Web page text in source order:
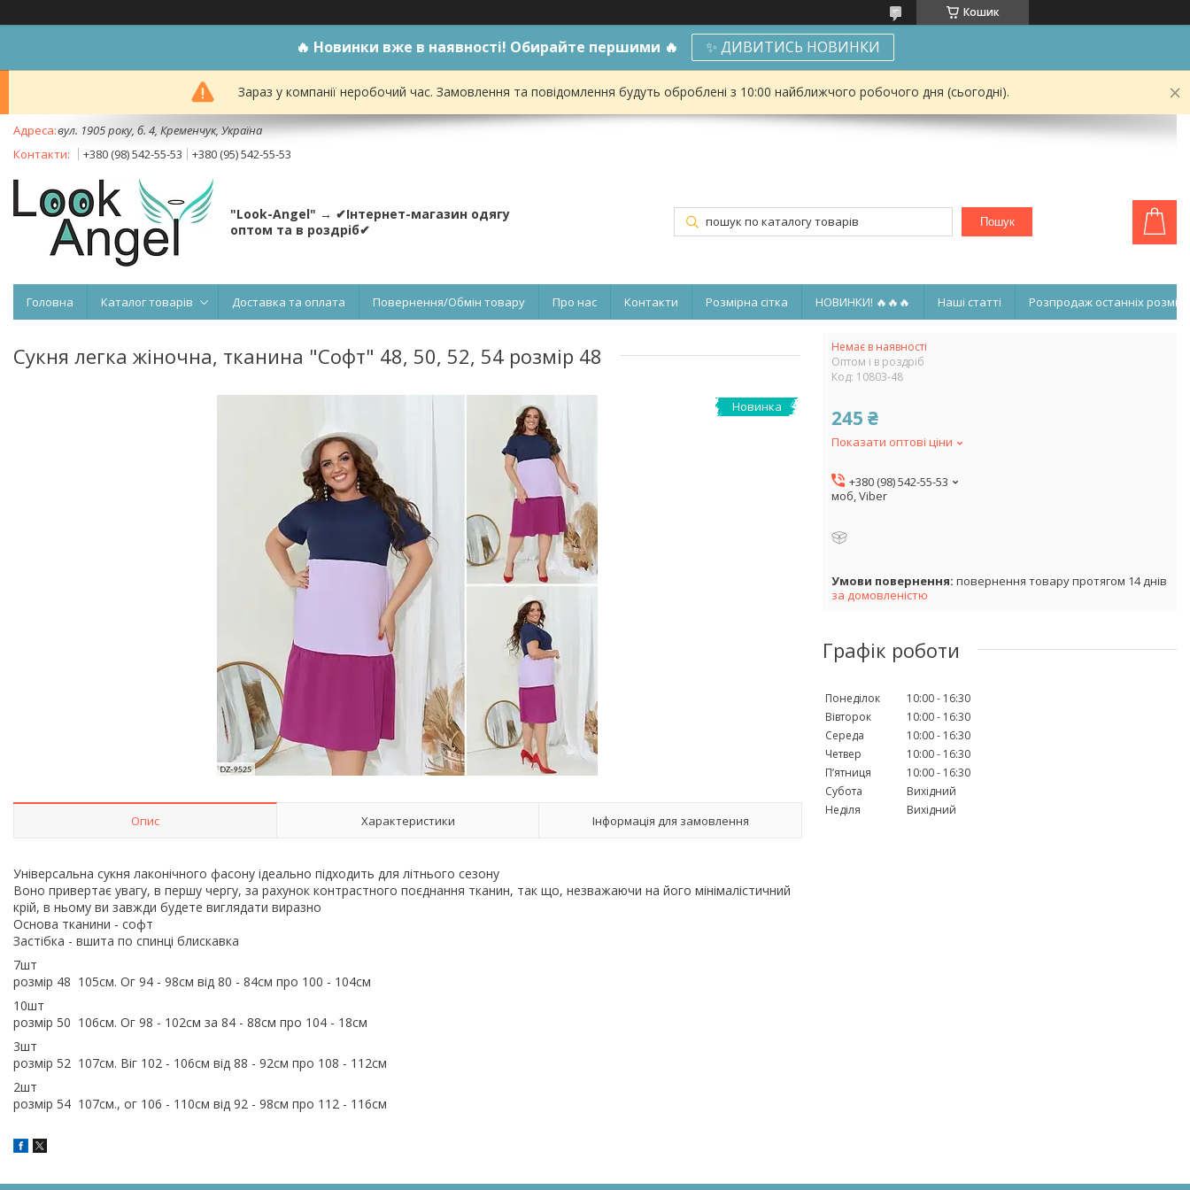
Кошик
🔥 Новинки вже в наявності! Обирайте першими 🔥 ✨ ДИВИТИСЬ НОВИНКИ
Зараз у компанії неробочий час. Замовлення та повідомлення будуть оброблені з 10:00 найближчого робочого дня (сьогодні).
вул. 1905 року, б. 4, Кременчук, Україна
+380 (98) 542-55-53
+380 (95) 542-55-53
"Look-Angel" → ✔Інтернет-магазин одягу
оптом та в роздріб✔
Пошук
Головна Каталог товарів Доставка та оплата Повернення/Обмін товару Про нас Контакти Розмірна сітка НОВИНКИ! 🔥🔥🔥 Наші статті Розпродаж останніх
Сукня легка жіночна, тканина "Софт" 48, 50, 52, 54 розмір 48
Новинка
Опис Характеристики Інформація для замовлення
Універсальна сукня лаконічного фасону ідеально підходить для літнього сезону
Воно привертає увагу, в першу чергу, за рахунок контрастного поєднання тканин, так що, незважаючи на його мінімалістичний
крій, в ньому ви завжди будете виглядати виразно
Основа тканини - софт
Застібка - вшита по спинці блискавка
7шт
розмір 48 105см. Ог 94 - 98см від 80 - 84см про 100 - 104см
10шт
розмір 50 106см. Ог 98 - 102см за 84 - 88см про 104 - 18см
3шт
розмір 52 107см. Віг 102 - 106см від 88 - 92см про 108 - 112см
2шт
розмір 54 107см., ог 106 - 110см від 92 - 98см про 112 - 116см
Немає в наявності
Оптом і в роздріб
Код: 10803-48
245 ₴
Показати оптові ціни
+380 (98) 542-55-53
моб, Viber
повернення товару протягом 14 днів
за домовленістю
Графік роботи
Понеділок 10:00
16:30
Вівторок
10:00
16:30
Середа
10:00
16:30
Четвер
10:00
16:30
Пʼятниця
10:00
16:30
Субота
Вихідний
Неділя
Вихідний